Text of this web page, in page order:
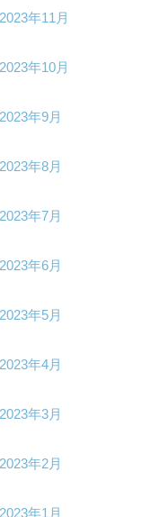
2023年11月
2023年10月
2023年9月
2023年8月
2023年7月
2023年6月
2023年5月
2023年4月
2023年3月
2023年2月
2023年1月